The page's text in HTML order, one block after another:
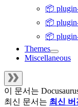
📦
📦
📦
Themes
Miscellaneous
이 문서는
최신 문서는 최신 버